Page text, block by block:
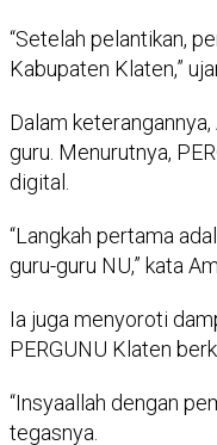
“Setelah pelantikan,
Kabupaten Klaten,”
Dalam
guru. Menurutnya,
digital.
“Langkah pertama
guru-guru NU,” kata
Ia juga menyoroti
PERGUNU Klaten
“Insyaallah dengan
tegasnya.